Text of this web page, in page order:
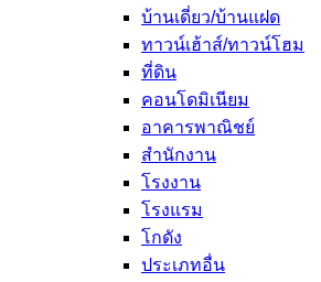
บ้านเดี่ยว/บ้านแฝด
ทาวน์เฮ้าส์/ทาวน์โฮม
ที่ดิน
คอนโดมิเนียม
อาคารพาณิชย์
สำนักงาน
โรงงาน
โรงแรม
โกดัง
ประเภทอื่น